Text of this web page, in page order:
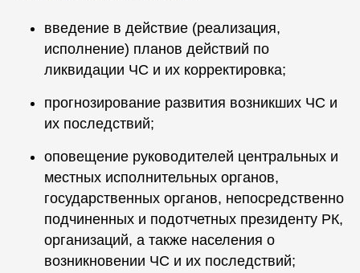
введение в действие (реализация,
исполнение) планов действий по
ликвидации ЧС и их корректировка;
прогнозирование развития возникших ЧС и
их последствий;
оповещение руководителей центральных и
местных исполнительных органов,
государственных органов, непосредственно
подчиненных и подотчетных президенту РК,
организаций, а также населения о
возникновении ЧС и их последствий;